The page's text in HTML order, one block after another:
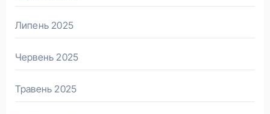
Липень 2025
Червень 2025
Травень 2025